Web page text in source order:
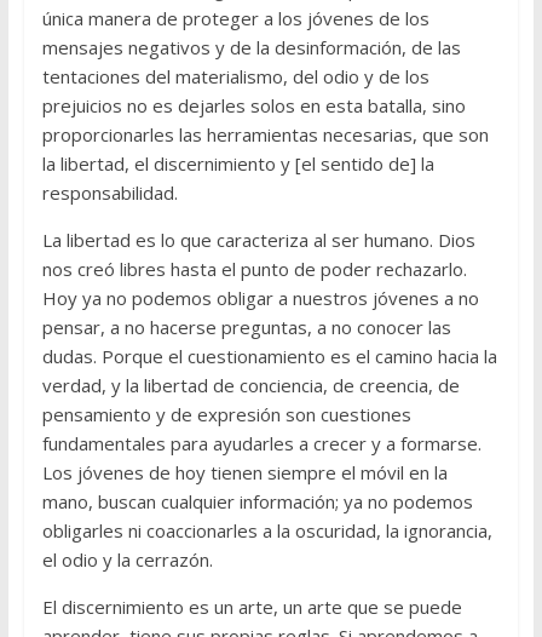
única manera de proteger a los jóvenes de los
mensajes negativos y de la desinformación, de las
tentaciones del materialismo, del odio y de los
prejuicios no es dejarles solos en esta batalla, sino
proporcionarles las herramientas necesarias, que son
la libertad, el discernimiento y [el sentido de] la
responsabilidad.
La libertad es lo que caracteriza al ser humano. Dios
nos creó libres hasta el punto de poder rechazarlo.
Hoy ya no podemos obligar a nuestros jóvenes a no
pensar, a no hacerse preguntas, a no conocer las
dudas. Porque el cuestionamiento es el camino hacia la
verdad, y la libertad de conciencia, de creencia, de
pensamiento y de expresión son cuestiones
fundamentales para ayudarles a crecer y a formarse.
Los jóvenes de hoy tienen siempre el móvil en la
mano, buscan cualquier información; ya no podemos
obligarles ni coaccionarles a la oscuridad, la ignorancia,
el odio y la cerrazón.
El discernimiento es un arte, un arte que se puede